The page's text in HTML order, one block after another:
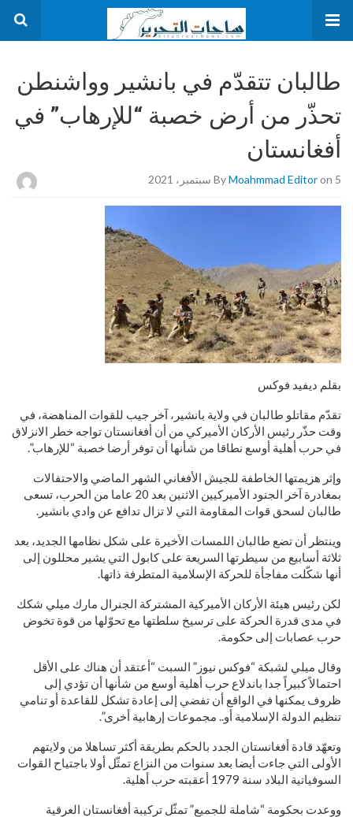
طالبان تتقدّم في بانشير وواشنطن
تحذّر من أرض خصبة “للإرهاب” في
أفغانستان
ByMoahmmad Editoron 5 سبتمبر، 2021
بقلم ديفيد فوكس
تقدّم مقاتلو طالبان في ولاية بانشير، آخر جيب للقوات المناهضة، في
وقت حذّر رئيس الأركان الأميركي من أن أفغانستان تواجه خطر الانزلاق
في حرب أهلية أوسع نطاقا من شأنها أن توفر أرضا خصبة “للإرهاب”.
وإثر هزيمتها الخاطفة للجيش الأفغاني الشهر الماضي والاحتفالات
بمغادرة آخر الجنود الأميركيين الاثنين بعد 20 عاما من الحرب، تسعى
طالبان لسحق قوات المقاومة التي لا تزال تدافع عن وادي بانشير.
وينتظر أن تضع طالبان اللمسات الأخيرة على شكل نظامها الجديد، بعد
ثلاثة أسابيع من سيطرتها السريعة على كابول التي يشير محللون إلى
أنها شكّلت مفاجأة للحركة الإسلامية المتطرفة ذاتها.
لكن رئيس هيئة الأركان الأميركية المشتركة الجنرال مارك ميلي شكك
في مدى قدرة الحركة على ترسيخ سلطتها مع تحوّلها من قوة تخوض
حرب عصابات إلى حكومة.
وقال ميلي لشبكة “فوكس نيوز” السبت “أعتقد أن هناك على الأقل
احتمالاً كبيراً جدا باندلاع حرب أهلية أوسع من شأنها أن تؤدي إلى
ظروف يمكنها في الواقع أن تفضي إلى إعادة تشكل للقاعدة أو تنامي
تنظيم الدولة الإسلامية أو.. مجموعات إرهابية أخرى”.
وتعهّد قادة أفغانستان الجدد بالحكم بطريقة أكثر تساهلا من ولايتهم
الأولى التي جاءت أيضا بعد سنوات من النزاع تمثّل أولا باجتياح القوات
السوفياتية البلاد سنة 1979 أعقبته حرب أهلية.
ووعدت بحكومة “شاملة للجميع” تمثّل تركيبة أفغانستان العرقية